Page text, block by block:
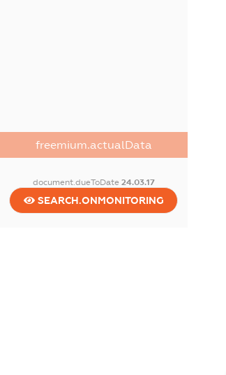
freemium.actualData
document.dueToDate 24.03.17
SEARCH.ONMONITORING